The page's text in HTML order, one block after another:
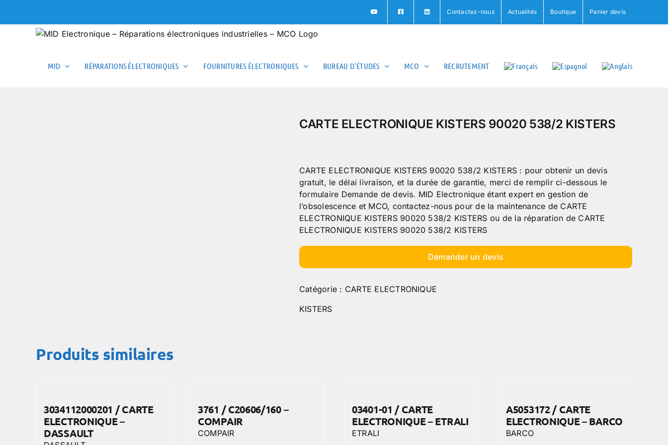
Contactez-nous Actualités Boutique Panier devis
MID RÉPARATIONS ÉLECTRONIQUES FOURNITURES ÉLECTRONIQUES BUREAU D’ÉTUDES MCO RECRUTEMENT
CARTE ELECTRONIQUE KISTERS 90020 538/2 KISTERS
CARTE ELECTRONIQUE KISTERS 90020 538/2 KISTERS : pour obtenir un devis
gratuit, le délai livraison, et la durée de garantie, merci de remplir ci-dessous le
formulaire Demande de devis. MID Electronique étant expert en gestion de
l’obsolescence et MCO, contactez-nous pour de la maintenance de CARTE
ELECTRONIQUE KISTERS 90020 538/2 KISTERS ou de la réparation de CARTE
ELECTRONIQUE KISTERS 90020 538/2 KISTERS
Demander un devis
Catégorie : CARTE ELECTRONIQUE
KISTERS
Produits similaires
3034112000201 / CARTE
ELECTRONIQUE –
DASSAULT
3761 / C20606/160 –
COMPAIR
COMPAIR
03401-01 / CARTE
ELECTRONIQUE – ETRALI
ETRALI
A5053172 / CARTE
ELECTRONIQUE – BARCO
BARCO